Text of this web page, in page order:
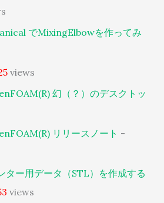
でMixingElbowを作ってみ
views
幻（？）のデスクトッ
リリースノート -
ター用データ（STL）を作成する
views